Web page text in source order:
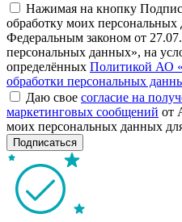
Нажимая на кнопку
обработку моих персональных
Федеральным законом от
персональных данных», на
определённых Политикой АО
обработки персональных
Даю свое согласие на
маркетинговых сообщений от
моих персональных данных
Подписаться